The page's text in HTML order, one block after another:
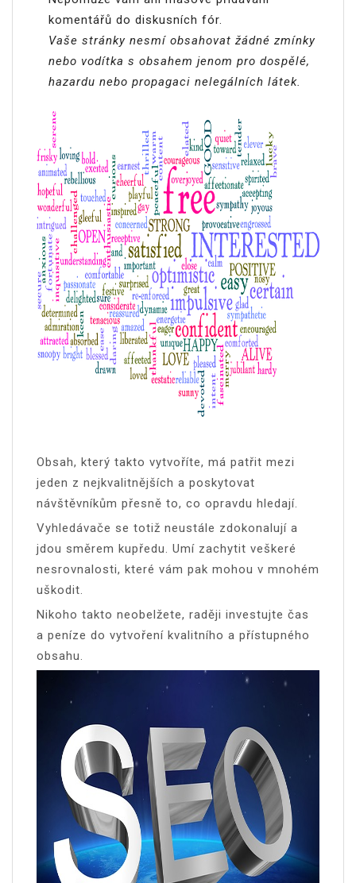
komentářů do diskusních fór.
Vaše stránky nesmí obsahovat žádné zmínky
nebo vodítka s obsahem jenom pro dospělé,
hazardu nebo propagaci nelegálních látek.
Obsah, který takto vytvoříte, má patřit mezi
jeden z nejkvalitnějších a poskytovat
návštěvníkům přesně to, co opravdu hledají.
Vyhledávače se totiž neustále zdokonalují a
jdou směrem kupředu. Umí zachytit veškeré
nesrovnalosti, které vám pak mohou v mnohém
uškodit.
Nikoho takto neobelžete, raději investujte čas
a peníze do vytvoření kvalitního a přístupného
obsahu.